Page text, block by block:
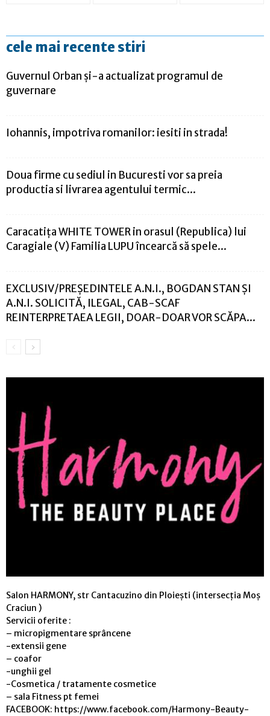
cele mai recente stiri
Guvernul Orban și-a actualizat programul de
guvernare
Iohannis, impotriva romanilor: iesiti in strada!
Doua firme cu sediul in Bucuresti vor sa preia
productia si livrarea agentului termic...
Caracatița WHITE TOWER in orasul (Republica) lui
Caragiale (V) Familia LUPU încearcă să spele...
EXCLUSIV/PREȘEDINTELE A.N.I., BOGDAN STAN ȘI
A.N.I. SOLICITĂ, ILEGAL, CAB-SCAF
REINTERPRETAEA LEGII, DOAR-DOAR VOR SCĂPA...
Salon HARMONY, str Cantacuzino din Ploiești (intersecția Moș
Craciun )
Servicii oferite :
– micropigmentare sprâncene
-extensii gene
– coafor
-unghii gel
-Cosmetica / tratamente cosmetice
– sala Fitness pt femei
FACEBOOK: https://www.facebook.com/Harmony-Beauty-